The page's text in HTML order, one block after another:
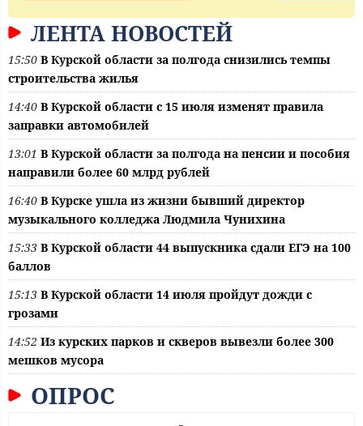
ЛЕНТА НОВОСТЕЙ
15:50 В Курской области за полгода снизились темпы
строительства жилья
14:40 В Курской области с 15 июля изменят правила
заправки автомобилей
13:01 В Курской области за полгода на пенсии и пособия
направили более 60 млрд рублей
16:40 В Курске ушла из жизни бывший директор
музыкального колледжа Людмила Чунихина
15:33 В Курской области 44 выпускника сдали ЕГЭ на 100
баллов
15:13 В Курской области 14 июля пройдут дожди с
грозами
14:52 Из курских парков и скверов вывезли более 300
мешков мусора
ОПРОС